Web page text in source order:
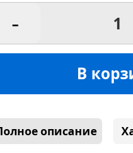
-
В
описание